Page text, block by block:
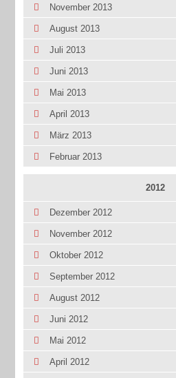
November 2013
August 2013
Juli 2013
Juni 2013
Mai 2013
April 2013
März 2013
Februar 2013
2012
Dezember 2012
November 2012
Oktober 2012
September 2012
August 2012
Juni 2012
Mai 2012
April 2012